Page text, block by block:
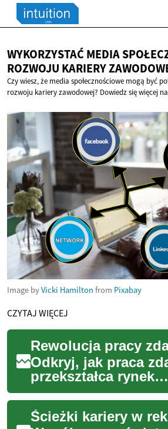
WYKORZYSTAĆ MEDIA
ROZWOJU KARIERY
Czy wiesz, że media społecznościowe mogą być
rozwoju kariery zawodowej? Dowiedz się więcej
Image byVicki Hamilton from Pixabay
CZYTAJ WIĘCEJ
Odkryj, jak praca
przekształca rynek
zatrudnienia,
innowacyjne
rozwoju kariery.